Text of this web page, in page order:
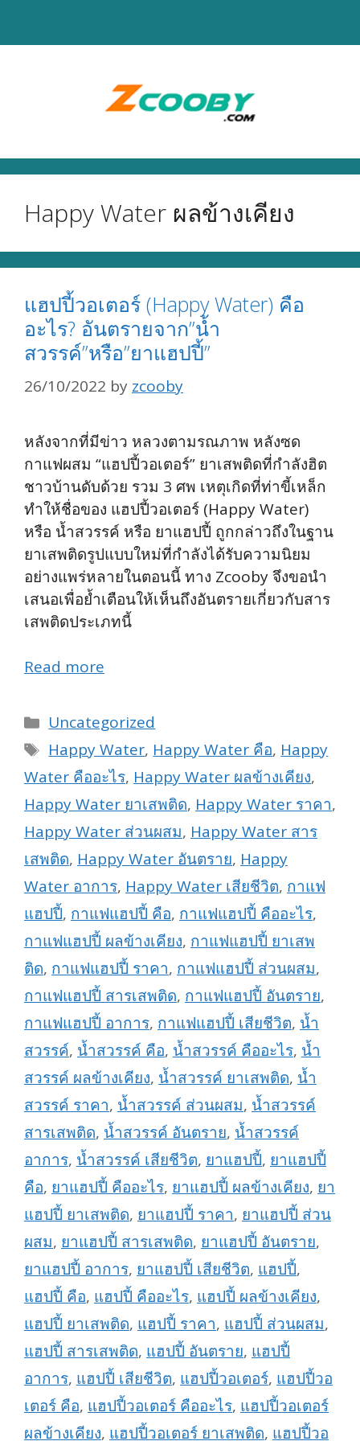
Happy Water ผลข้างเคียง
แฮปปี้วอเตอร์ (Happy Water) คือ
อะไร? อันตรายจาก”น้ำ
สวรรค์”หรือ”ยาแฮปปี้”
26/10/2022 by zcooby
หลังจากที่มีข่าว หลวงตามรณภาพ หลังซด
กาแฟผสม “แฮปปี้วอเตอร์” ยาเสพติดที่กำลังฮิต
ชาวบ้านดับด้วย รวม 3 ศพ เหตุเกิดที่ท่าขี้เหล็ก
ทำให้ชื่อของ แฮปปี้วอเตอร์ (Happy Water)
หรือ น้ำสวรรค์ หรือ ยาแฮปปี้ ถูกกล่าวถึงในฐาน
ยาเสพติดรูปแบบใหม่ที่กำลังได้รับความนิยม
อย่างแพร่หลายในตอนนี้ ทาง Zcooby จึงขอนำ
เสนอเพื่อย้ำเตือนให้เห็นถึงอันตรายเกี่ยวกับสาร
เสพติดประเภทนี้
Read more
Categories
Uncategorized
Tags
Happy Water, Happy Water คือ, Happy
Water คืออะไร, Happy Water ผลข้างเคียง,
Happy Water ยาเสพติด, Happy Water ราคา,
Happy Water ส่วนผสม, Happy Water สาร
เสพติด, Happy Water อันตราย, Happy
Water อาการ, Happy Water เสียชีวิต, กาแฟ
แฮปปี้, กาแฟแฮปปี้ คือ, กาแฟแฮปปี้ คืออะไร,
กาแฟแฮปปี้ ผลข้างเคียง, กาแฟแฮปปี้ ยาเสพ
ติด, กาแฟแฮปปี้ ราคา, กาแฟแฮปปี้ ส่วนผสม,
กาแฟแฮปปี้ สารเสพติด, กาแฟแฮปปี้ อันตราย,
กาแฟแฮปปี้ อาการ, กาแฟแฮปปี้ เสียชีวิต, น้ำ
สวรรค์, น้ำสวรรค์ คือ, น้ำสวรรค์ คืออะไร, น้ำ
สวรรค์ ผลข้างเคียง, น้ำสวรรค์ ยาเสพติด, น้ำ
สวรรค์ ราคา, น้ำสวรรค์ ส่วนผสม, น้ำสวรรค์
สารเสพติด, น้ำสวรรค์ อันตราย, น้ำสวรรค์
อาการ, น้ำสวรรค์ เสียชีวิต, ยาแฮปปี้, ยาแฮปปี้
คือ, ยาแฮปปี้ คืออะไร, ยาแฮปปี้ ผลข้างเคียง, ยา
แฮปปี้ ยาเสพติด, ยาแฮปปี้ ราคา, ยาแฮปปี้ ส่วน
ผสม, ยาแฮปปี้ สารเสพติด, ยาแฮปปี้ อันตราย,
ยาแฮปปี้ อาการ, ยาแฮปปี้ เสียชีวิต, แฮปปี้,
แฮปปี้ คือ, แฮปปี้ คืออะไร, แฮปปี้ ผลข้างเคียง,
แฮปปี้ ยาเสพติด, แฮปปี้ ราคา, แฮปปี้ ส่วนผสม,
แฮปปี้ สารเสพติด, แฮปปี้ อันตราย, แฮปปี้
อาการ, แฮปปี้ เสียชีวิต, แฮปปี้วอเตอร์, แฮปปี้วอ
เตอร์ คือ, แฮปปี้วอเตอร์ คืออะไร, แฮปปี้วอเตอร์
ผลข้างเคียง, แฮปปี้วอเตอร์ ยาเสพติด, แฮปปี้วอ